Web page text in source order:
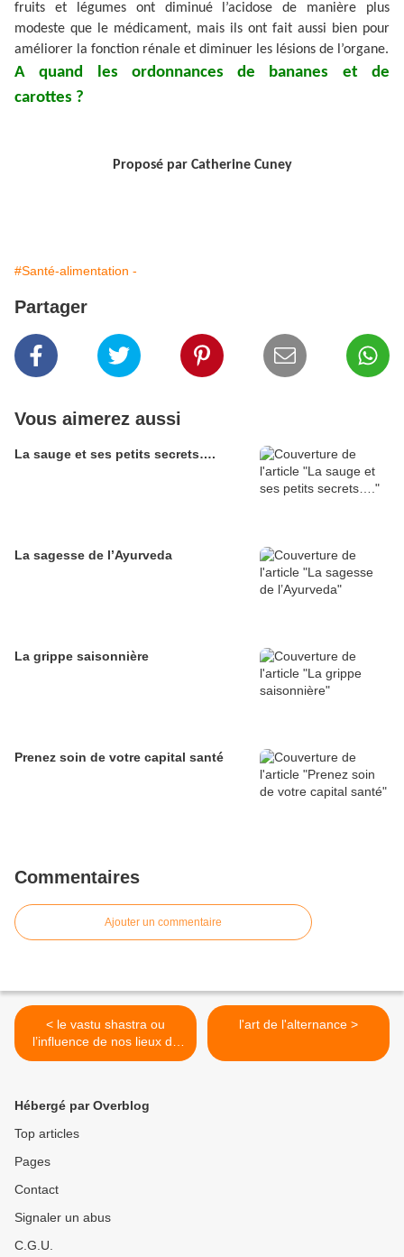
fruits et légumes ont diminué l’acidose de manière plus
modeste que le médicament, mais ils ont fait aussi bien pour
améliorer la fonction rénale et diminuer les lésions de l’organe.
A quand les ordonnances de bananes et de
carottes ?
Proposé par Catherine Cuney
#Santé-alimentation -
Partager
Vous aimerez aussi
La sauge et ses petits secrets….
La sagesse de l’Ayurveda
La grippe saisonnière
Prenez soin de votre capital santé
Commentaires
Ajouter un commentaire
< le vastu shastra ou
l’influence de nos lieux de
vie sur notre santé
l'art de l'alternance >
Hébergé par Overblog
Top articles
Pages
Contact
Signaler un abus
C.G.U.